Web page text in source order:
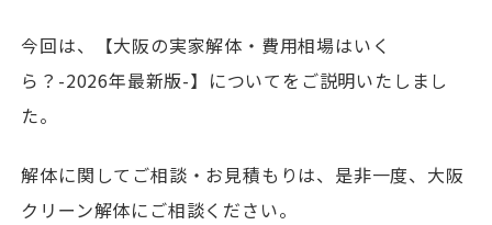
今回は、【大阪の実家解体・費用相場はいく
ら？-2026年最新版-】についてをご説明いたしまし
た。
解体に関してご相談・お見積もりは、是非一度、大阪
クリーン解体にご相談ください。